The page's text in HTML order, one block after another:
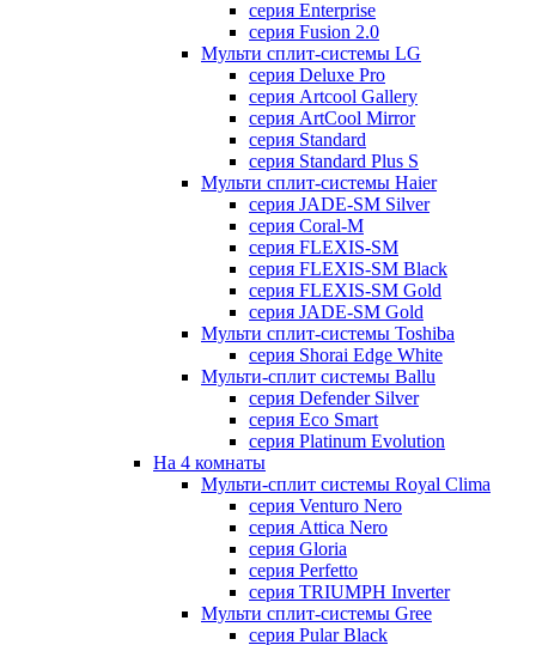
серия Enterprise
серия Fusion 2.0
Мульти сплит-системы LG
серия Deluxe Pro
серия Artcool Gallery
серия ArtCool Mirror
серия Standard
серия Standard Plus S
Мульти сплит-системы Haier
серия JADE-SM Silver
серия Coral-M
серия FLEXIS-SM
серия FLEXIS-SM Black
серия FLEXIS-SM Gold
серия JADE-SM Gold
Мульти сплит-системы Toshiba
серия Shorai Edge White
Мульти-сплит системы Ballu
серия Defender Silver
серия Eco Smart
серия Platinum Evolution
На 4 комнаты
Мульти-сплит системы Royal Clima
серия Venturo Nero
серия Attica Nero
серия Gloria
серия Perfetto
серия TRIUMPH Inverter
Мульти сплит-системы Gree
серия Pular Black